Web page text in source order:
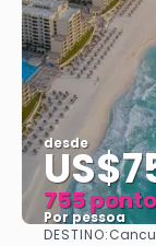
desde
755
Por pessoa
DESTINO: